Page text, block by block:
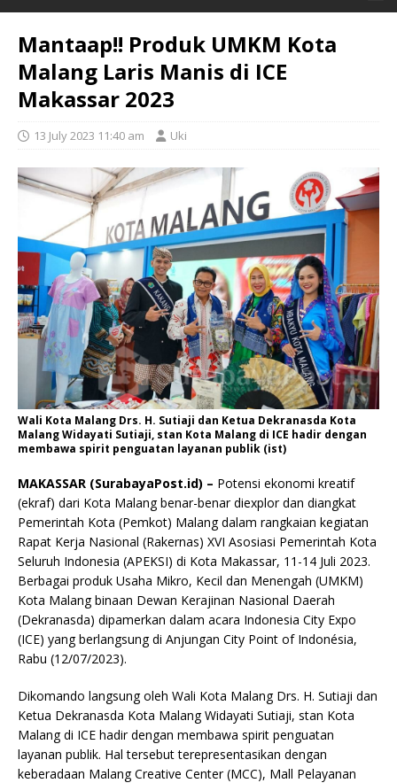
Mantaap!! Produk UMKM Kota
Malang Laris Manis di ICE
Makassar 2023
13 July 2023 11:40 am Uki
Wali Kota Malang Drs. H. Sutiaji dan Ketua Dekranasda Kota
Malang Widayati Sutiaji, stan Kota Malang di ICE hadir dengan
membawa spirit penguatan layanan publik (ist)
MAKASSAR (SurabayaPost.id) – Potensi ekonomi kreatif
(ekraf) dari Kota Malang benar-benar diexplor dan diangkat
Pemerintah Kota (Pemkot) Malang dalam rangkaian kegiatan
Rapat Kerja Nasional (Rakernas) XVI Asosiasi Pemerintah Kota
Seluruh Indonesia (APEKSI) di Kota Makassar, 11-14 Juli 2023.
Berbagai produk Usaha Mikro, Kecil dan Menengah (UMKM)
Kota Malang binaan Dewan Kerajinan Nasional Daerah
(Dekranasda) dipamerkan dalam acara Indonesia City Expo
(ICE) yang berlangsung di Anjungan City Point of Indonésia,
Rabu (12/07/2023).
Dikomando langsung oleh Wali Kota Malang Drs. H. Sutiaji dan
Ketua Dekranasda Kota Malang Widayati Sutiaji, stan Kota
Malang di ICE hadir dengan membawa spirit penguatan
layanan publik. Hal tersebut terepresentasikan dengan
keberadaan Malang Creative Center (MCC), Mall Pelayanan